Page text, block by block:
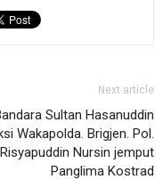
Next article
Sultan Hasanuddin
Wakapolda. Brigjen. Pol.
Risyapuddin Nursin jemput
Panglima Kostrad